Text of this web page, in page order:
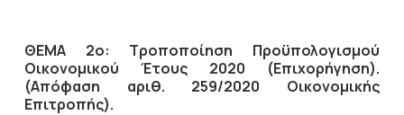
ΘΕΜΑ 2ο: Τροποποίηση Προϋπολογισμού
Οικονομικού Έτους 2020 (Επιχορήγηση).
(Απόφαση αριθ. 259/2020 Οικονομικής
Επιτροπής).